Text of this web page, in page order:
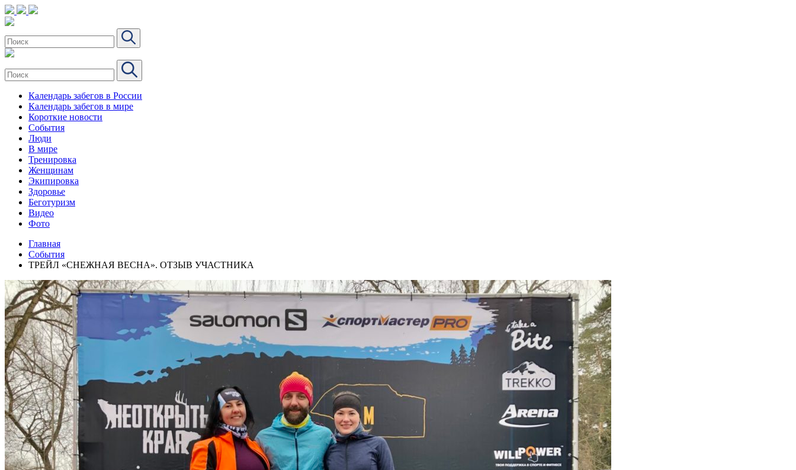
Календарь забегов в России
Календарь забегов в мире
Короткие новости
События
Люди
В мире
Тренировка
Женщинам
Экипировка
Здоровье
Беготуризм
Видео
Фото
Главная
События
ТРЕЙЛ «СНЕЖНАЯ ВЕСНА». ОТЗЫВ УЧАСТНИКА